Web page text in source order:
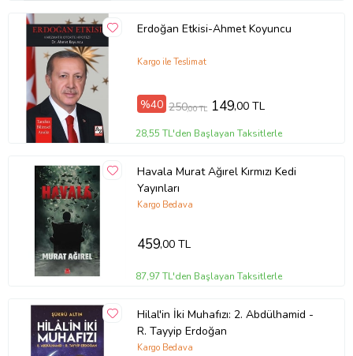
Erdoğan Etkisi-Ahmet Koyuncu
Kargo ile Teslimat
%40 250,00 TL 149,00 TL
28,55 TL'den Başlayan Taksitlerle
Havala Murat Ağırel Kırmızı Kedi
Yayınları
Kargo Bedava
459,00 TL
87,97 TL'den Başlayan Taksitlerle
Hilal'in İki Muhafızı: 2. Abdülhamid -
R. Tayyip Erdoğan
Kargo Bedava